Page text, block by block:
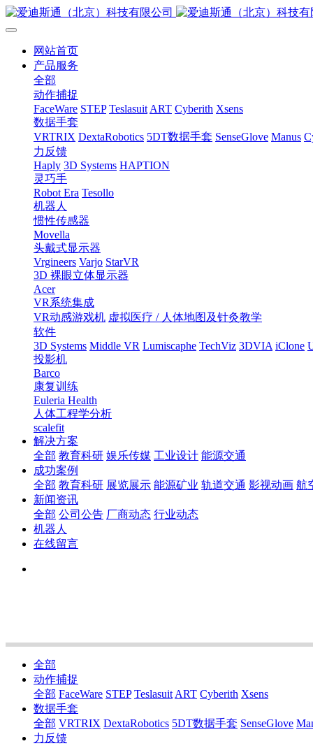
网站首页
产品服务
全部
动作捕捉
FaceWare STEP Teslasuit ART Cyberith Xsens
数据手套
VRTRIX DextaRobotics 5DT数据手套 SenseGlove Manus
力反馈
Haply 3D Systems HAPTION
灵巧手
Robot Era Tesollo
机器人
惯性传感器
Movella
头戴式显示器
Vrgineers Varjo StarVR
3D 裸眼立体显示器
Acer
VR系统集成
VR动感游戏机 虚拟医疗 / 人体地图及针灸教学
软件
3D Systems Middle VR Lumiscaphe TechViz 3DVIA iClone
投影机
Barco
康复训练
Euleria Health
人体工程学分析
scalefit
解决方案
全部 教育科研 娱乐传媒 工业设计 能源交通
成功案例
全部 教育科研 展览展示 能源矿业 轨道交通 影视动画 航
新闻资讯
全部 公司公告 厂商动态 行业动态
机器人
在线留言
全部
动作捕捉
全部 FaceWare STEP Teslasuit ART Cyberith Xsens
数据手套
全部 VRTRIX DextaRobotics 5DT数据手套 SenseGlove
力反馈